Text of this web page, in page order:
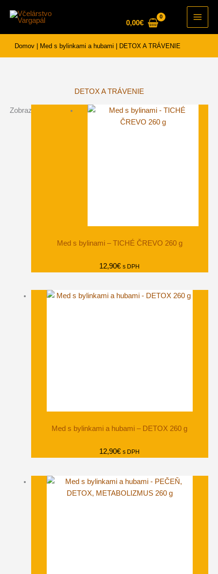
0,00€
Main
Domov Med s bylinkami a hubami DETOX A TRÁVENIE
DETOX A TRÁVENIE
Zobrazujú sa 4 výsledky
Med s bylinami – TICHÉ ČREVO 260 g
12,90€ s DPH
Med s bylinkami a hubami – DETOX 260 g
12,90€ s DPH